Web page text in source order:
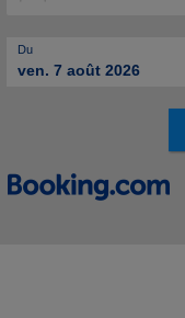
Du
ven. 7 août 2026